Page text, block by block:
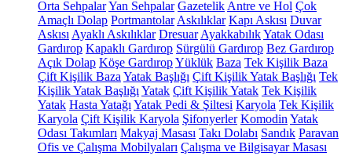
Orta SehpalarYan Sehpalar Gazetelik Antre ve Hol Çok
Amaçlı Dolap Portmantolar Askılıklar Kapı Askısı Duvar
Askısı Ayaklı Askılıklar Dresuar AyakkabılıkYatak Odası
Gardırop Kapaklı Gardırop Sürgülü Gardırop Bez Gardırop
Açık Dolap Köşe GardıropYüklük Baza Tek Kişilik Baza
Çift Kişilik Baza Yatak Başlığı Çift Kişilik Yatak Başlığı Tek
Kişilik Yatak Başlığı Yatak Çift Kişilik Yatak Tek Kişilik
Yatak Hasta Yatağı Yatak Pedi & Şiltesi Karyola Tek Kişilik
Karyola Çift Kişilik Karyola Şifonyerler Komodin Yatak
Odası Takımları Makyaj Masası Takı Dolabı Sandık Paravan
Ofis ve Çalışma Mobilyaları Çalışma ve Bilgisayar Masası